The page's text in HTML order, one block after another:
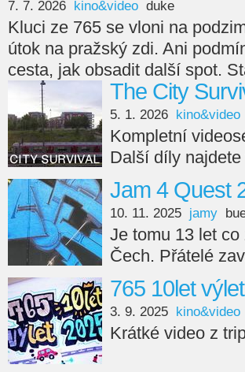
7. 7. 2026 kino&video duke
Kluci ze 765 se vloni na
útok na pražský zdi. Ani
cesta, jak obsadit další spot.
The City
5. 1. 2026 kino&video
Kompletní
Další díly
Jam 4 Quest
10. 11. 2025 jamy
Je tomu 13 let
Čech. Přátelé
765 10let
3. 9. 2025 kino&video
Krátké video z